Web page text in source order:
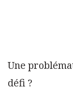
Une
défi ?